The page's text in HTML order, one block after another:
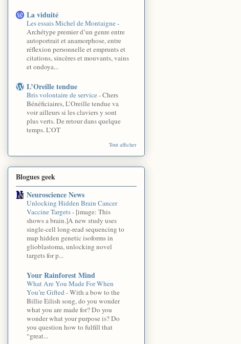
La viduité
Les essais Michel de Montaigne-
Archétype premier d’un genre entre
autoportrait et anamorphose, entre
réflexion personnelle et emprunts et
citations, sincères et mouvants, vains
et ondoya...
L’Oreille tendue
Bris volontaire de service-Chers
Bénéficiaires, L’Oreille tendue va
voir ailleurs si les claviers y sont
plus verts. De retour dans quelque
temps. L’OT
Tout afficher
Blogues geek
Neuroscience News
Unlocking Hidden Brain Cancer
Vaccine Targets- [image: This
shows a brain.]A new study uses
single-cell long-read sequencing to
map hidden genetic isoforms in
glioblastoma, unlocking novel
targets for p...
Your Rainforest Mind
What Are You Made For When
You’re Gifted-With a bow to the
Billie Eilish song, do you wonder
what you are made for? Do you
wonder what your purpose is? Do
you question how to fulfill that
“great...